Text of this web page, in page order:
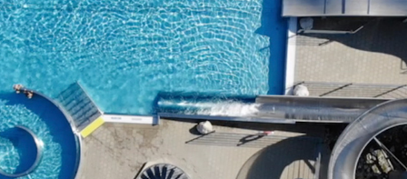
Pfaffenhofen von 06.-26. Juli 2024
STADTRADELN - Spielregeln
06.07.2024– 26.07.2024
Sport